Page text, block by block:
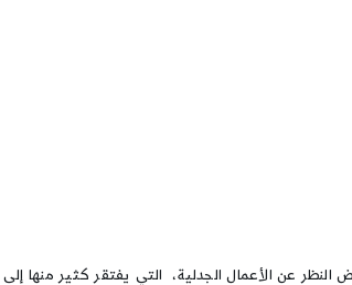
عن الأعمال الجدلية، التي يفتقر كثير منها إلى